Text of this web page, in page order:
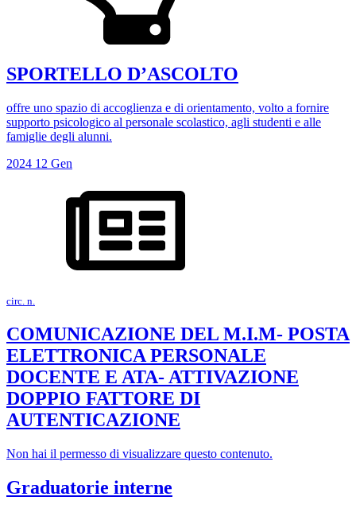
SPORTELLO D’ASCOLTO
offre uno spazio di accoglienza e di orientamento, volto a fornire
supporto psicologico al personale scolastico, agli studenti e alle
famiglie degli alunni.
2024 12 Gen
circ. n.
COMUNICAZIONE DEL M.I.M- POSTA
ELETTRONICA PERSONALE
DOCENTE E ATA- ATTIVAZIONE
DOPPIO FATTORE DI
AUTENTICAZIONE
Non hai il permesso di visualizzare questo contenuto.
Graduatorie interne